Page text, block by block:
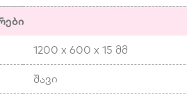
1200 x 600 x 15 მმ
შავი